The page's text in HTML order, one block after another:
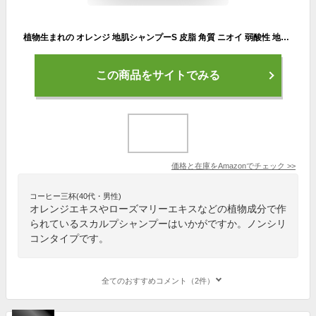
植物生まれの オレンジ 地肌シャンプーS 皮脂 角質 ニオイ 弱酸性 地肌すっきり ロングセラー スカルプ 400ml
この商品をサイトでみる
価格と在庫をAmazonでチェック >>
コーヒー三杯(40代・男性)
オレンジエキスやローズマリーエキスなどの植物成分で作
られているスカルプシャンプーはいかがですか。ノンシリ
コンタイプです。
全てのおすすめコメント（2件）